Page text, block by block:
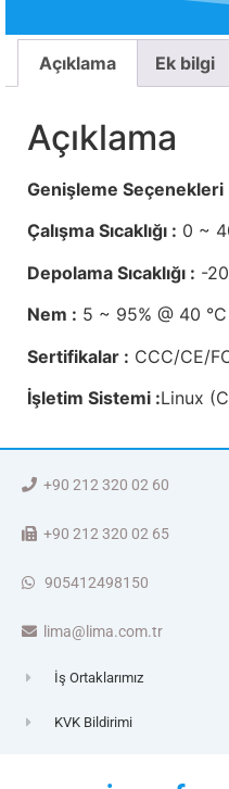
Açıklama Ek bilgi
Açıklama
Genişleme Seçenekleri
Çalışma Sıcaklığı : 0 ~
Depolama Sıcaklığı : -
Nem : 5 ~ 95% @ 40 °C
Sertifikalar : CCC/CE/
İşletim Sistemi :Linux
+90 212 320 02 60
+90 212 320 02 65
905412498150
lima@lima.com.tr
İş Ortaklarımız
KVK Bildirimi